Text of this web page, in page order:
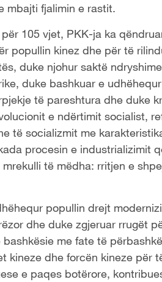
mbajti fjalimin e rastit.
105 vjet, PKK-ja ka
popullin kinez dhe për të
duke njohur saktë
duke bashkuar e
të pareshtura dhe duke
e ndërtimit socialist,
të socializmit me
procesin e industrializimit
të mëdha: rritjen e
popullin drejt
dhe duke zgjeruar rrugët
bashkësie me fate të
kineze dhe forcën kineze për
e paqes botërore,